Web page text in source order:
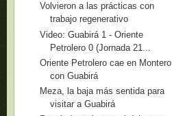
Volvieron a las prácticas con
trabajo regenerativo
Video: Guabirá 1 - Oriente
Petrolero 0 (Jornada 21...
Oriente Petrolero cae en Montero
con Guabirá
Meza, la baja más sentida para
visitar a Guabirá